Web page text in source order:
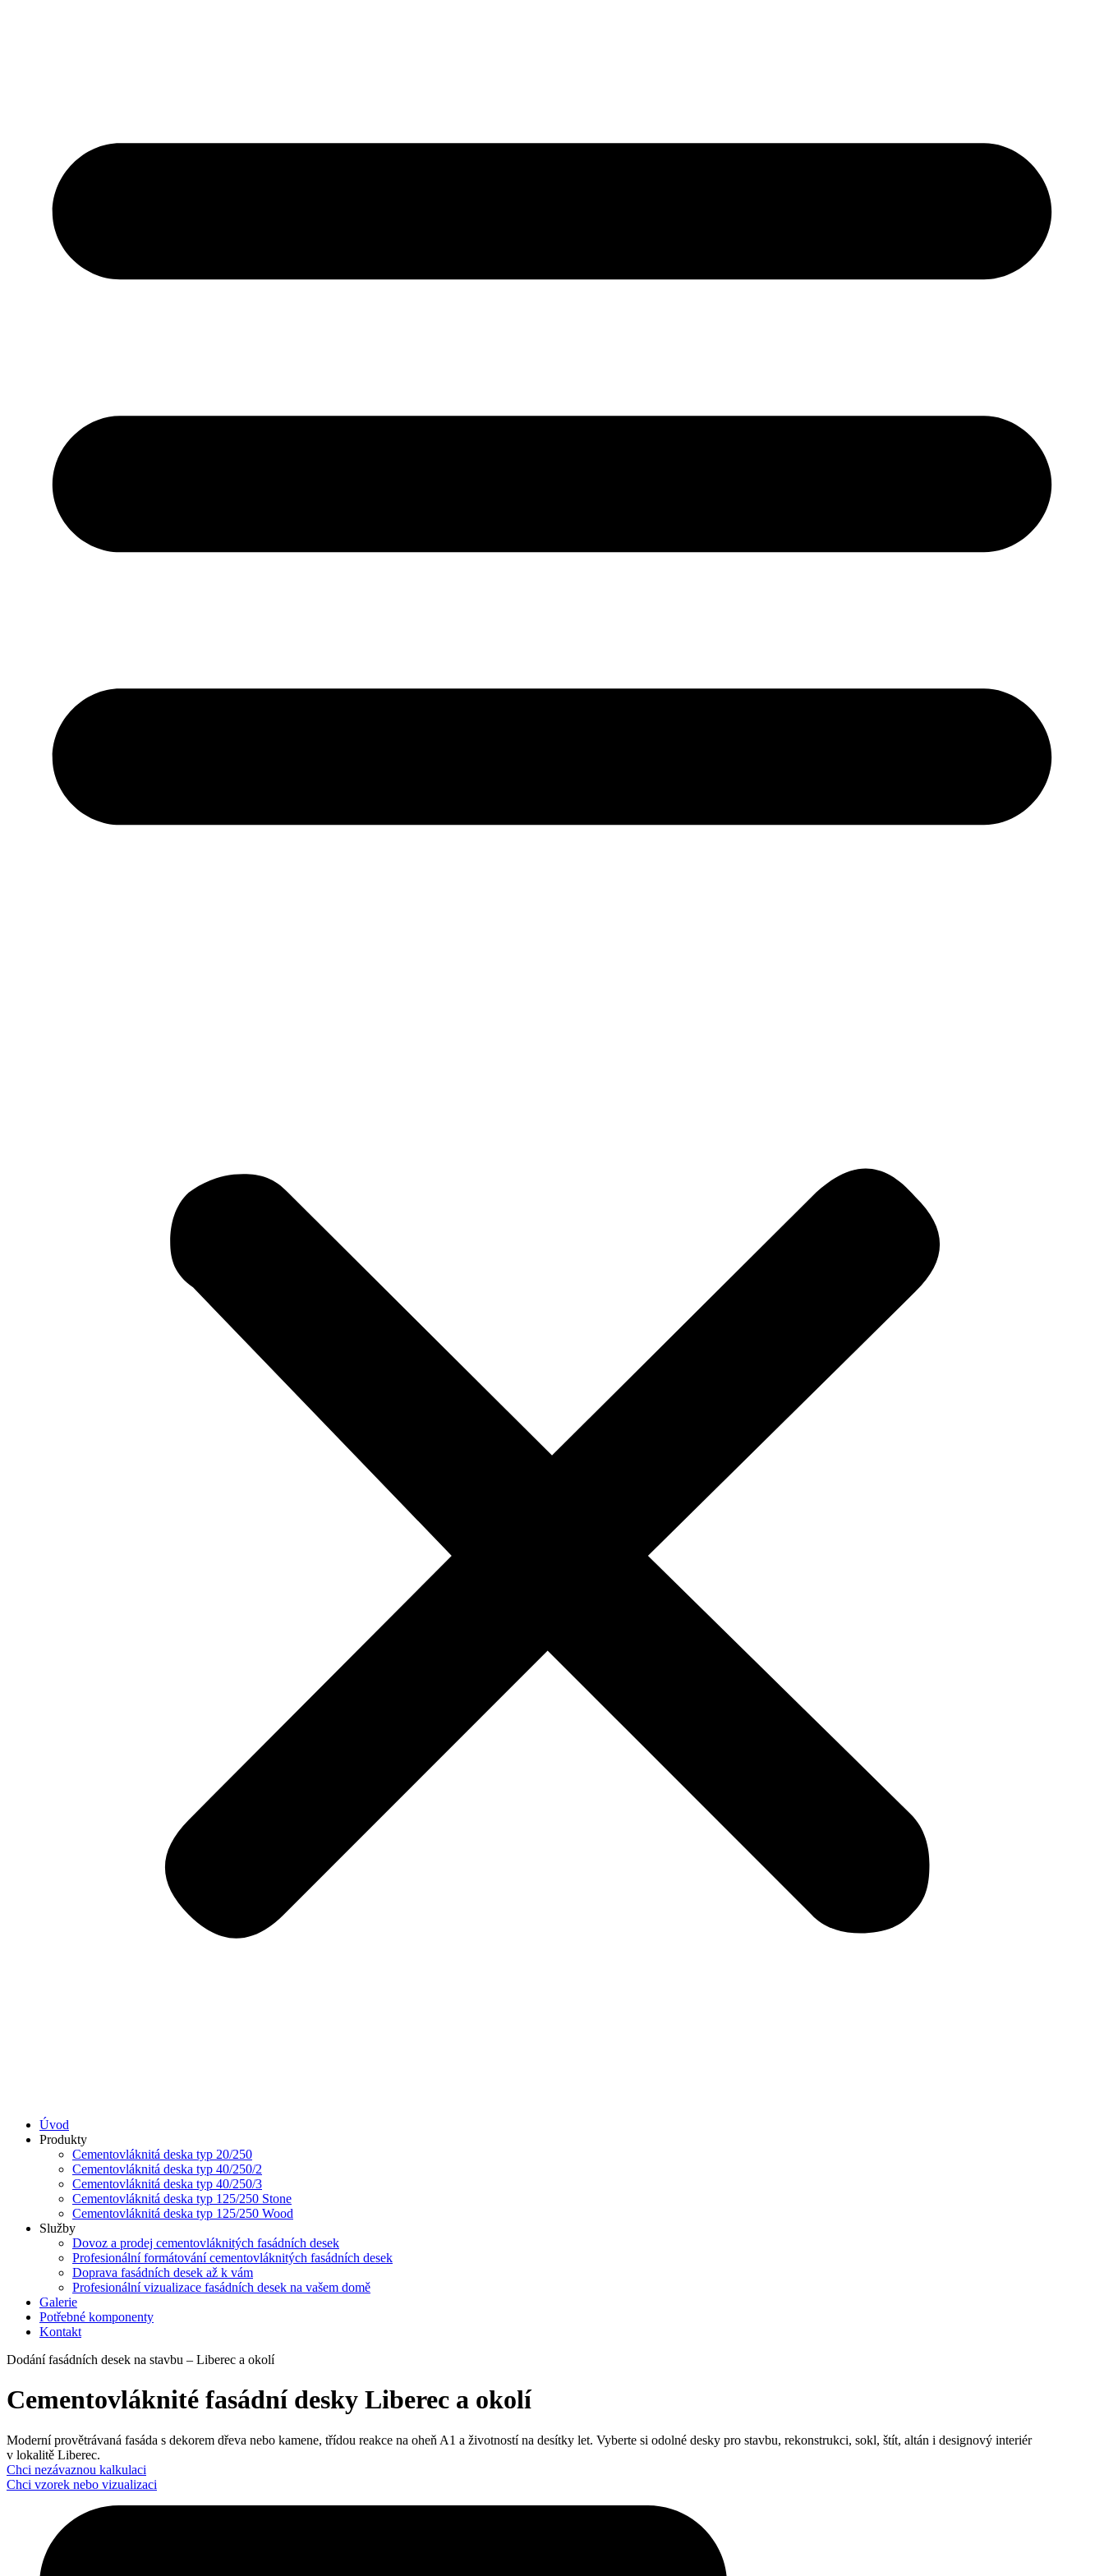
Úvod
Produkty
Cementovláknitá deska typ 20/250
Cementovláknitá deska typ 40/250/2
Cementovláknitá deska typ 40/250/3
Cementovláknitá deska typ 125/250 Stone
Cementovláknitá deska typ 125/250 Wood
Služby
Dovoz a prodej cementovláknitých fasádních desek
Profesionální formátování cementovláknitých fasádních desek
Doprava fasádních desek až k vám
Profesionální vizualizace fasádních desek na vašem domě
Galerie
Potřebné komponenty
Kontakt
Dodání fasádních desek na stavbu – Liberec a okolí
Cementovláknité fasádní desky Liberec a okolí
Moderní provětrávaná fasáda s dekorem dřeva nebo kamene, třídou reakce na oheň A1 a životností na desítky let. Vyberte si odolné desky pro stavbu, rekonstrukci, sokl, štít, altán i designový interiér
v lokalitě Liberec.
Chci nezávaznou kalkulaci
Chci vzorek nebo vizualizaci